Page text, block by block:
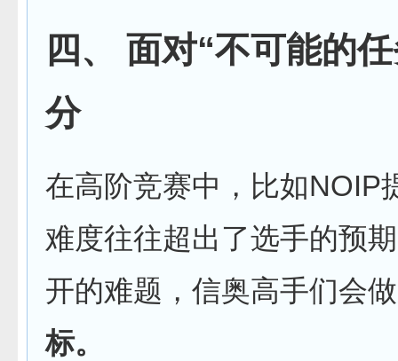
四、 面对“不可能的
分
在高阶竞赛中，比如NOIP
难度往往超出了选手的预
开的难题，信奥高手们会
标。